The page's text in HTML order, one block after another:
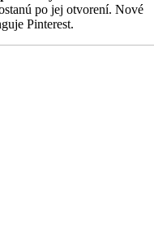
po jej otvorení. Nové
Pinterest.